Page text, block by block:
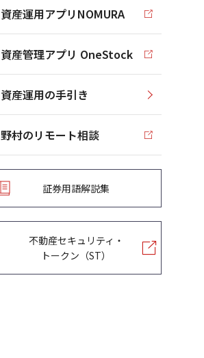
資産運用アプリNOMURA
資産管理アプリ OneStock
資産運用の手引き
野村のリモート相談
証券用語解説集
不動産セキュリティ・
トークン（ST）